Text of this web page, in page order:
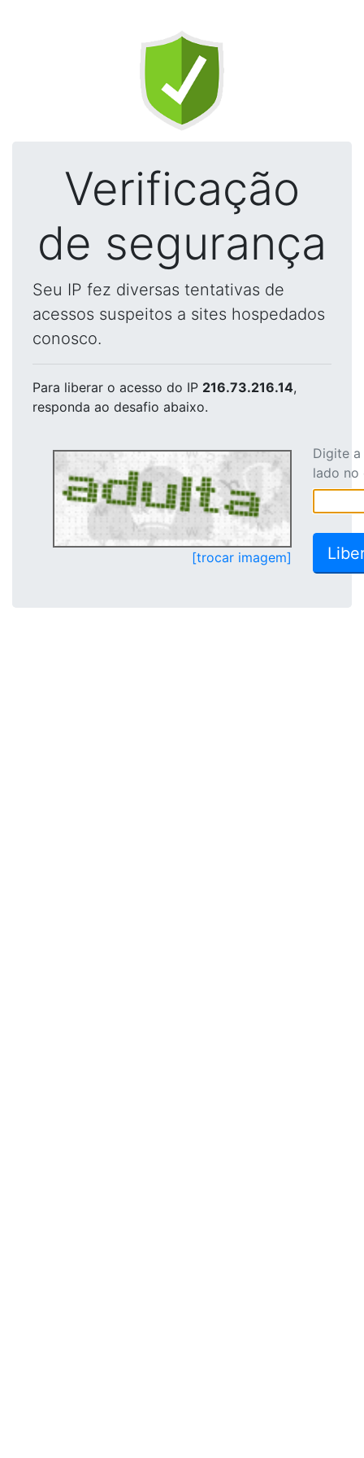
Verificação
de segurança
Seu IP fez diversas tentativas de
acessos suspeitos a sites hospedados
conosco.
Para liberar o acesso do IP 216.73.216.14,
responda ao desafio abaixo.
[trocar imagem]
Digite
lado no